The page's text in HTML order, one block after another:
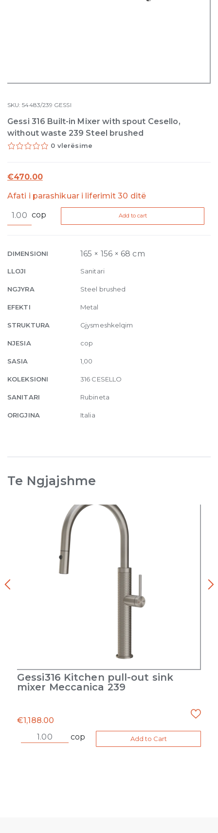
SKU:54483/239 GESSI
Gessi 316 Built-in Mixer with spout Cesello,
without waste 239 Steel brushed
0 vlerësime
€470.00
Afati i parashikuar i liferimit 30 ditë
316
Mixer
spout
Cesello,
waste
239
brushed
quantity
cop Add to cart
DIMENSIONI 165 × 156 × 68 cm
LLOJI Sanitari
NGJYRA Steel brushed
EFEKTI Metal
STRUKTURA Gjysmeshkelqim
NJESIA cop
SASIA 1,00
KOLEKSIONI 316 CESELLO
SANITARI Rubineta
ORIGJINA Italia
Te Ngjajshme
Gessi316 Kitchen pull-out sink
mixer Meccanica 239
€1,188.00
cop
Add to Cart